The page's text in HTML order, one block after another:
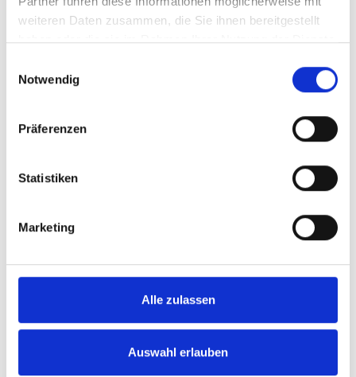
weiteren Daten zusammen, die Sie ihnen bereitgestellt
haben oder die sie im Rahmen Ihrer Nutzung der Dienste
Notwendig
Präferenzen
Statistiken
Marketing
Alle zulassen
Auswahl erlauben
als Armband oder Kette verwenden!
Beschreibung
Ähnliche Artikel